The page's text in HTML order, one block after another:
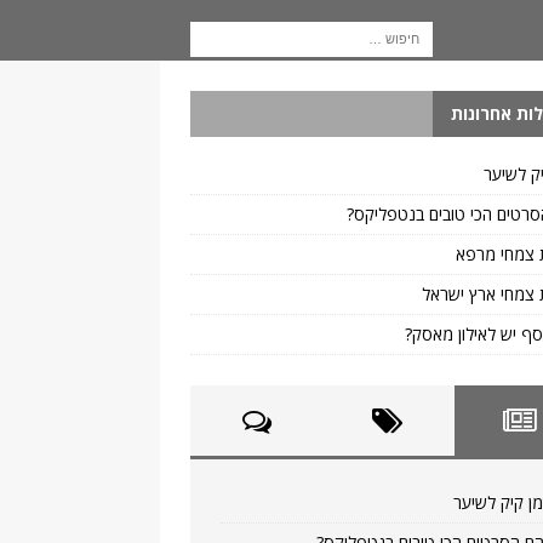
אחרונות
לשיער
הכי טובים בנטפליקס?
צמחי מרפא
צמחי ארץ ישראל
יש לאילון מאסק?
קיק לשיער